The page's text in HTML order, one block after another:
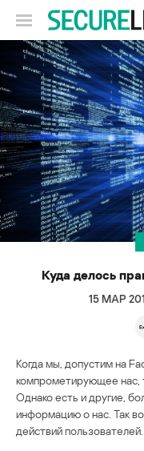
Куда делось
15 МАР
Когда мы, допустим на
компрометирующее нас,
Однако есть и другие,
информацию о нас. Так
действий пользователей.